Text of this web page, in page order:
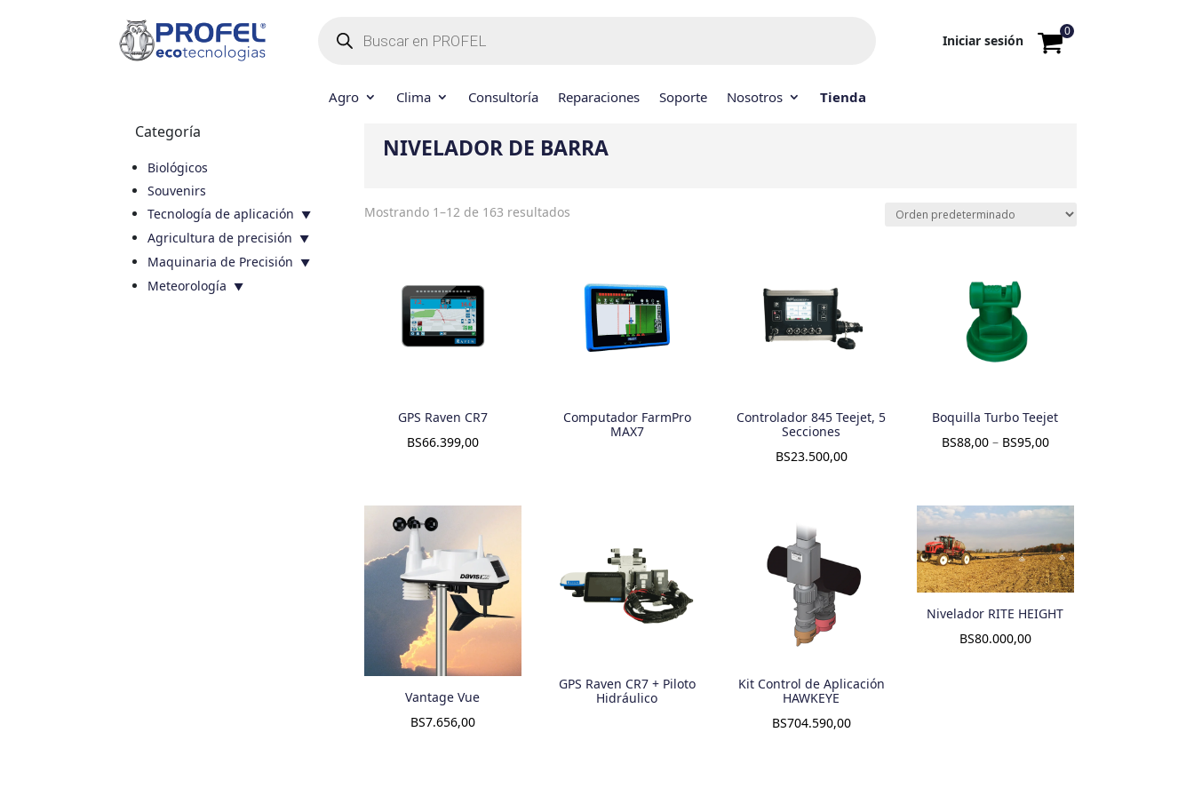
productos Iniciar sesión
0
Agro Clima Consultoría Reparaciones Soporte Nosotros Tienda
Categoría
Biológicos
Souvenirs
Tecnología de aplicación
Agricultura de precisión
Maquinaria de Precisión
Meteorología
NIVELADOR DE BARRA
Mostrando 1–12 de 163 resultados
GPS Raven CR7
BS66.399,00
Computador FarmPro
MAX7
Controlador 845 Teejet, 5
Secciones
BS23.500,00
Boquilla Turbo Teejet
BS88,00– BS95,00
Vantage Vue
BS7.656,00
GPS Raven CR7 + Piloto
Hidráulico
Kit Control de Aplicación
HAWKEYE
BS704.590,00
Nivelador RITE HEIGHT
BS80.000,00